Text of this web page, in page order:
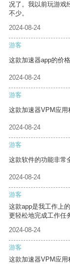
况了。我以前玩游戏
不少。
2024-08-24
游客
这款加速器app的价
2024-08-24
游客
这款加速器VPM应用
2024-08-24
游客
这款软件的功能非常
2024-08-24
游客
这款app是我工作上
更轻松地完成工作任
2024-08-24
游客
这款加速器VPM应